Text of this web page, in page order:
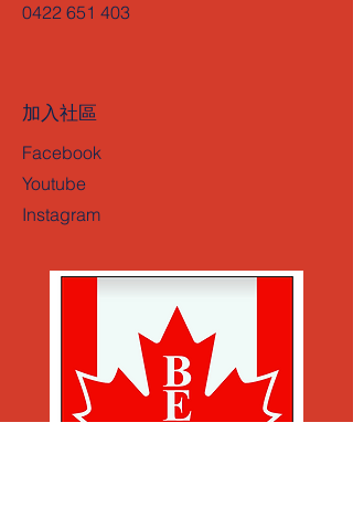
0422 651 403
加入社區
Facebook
Youtube
Instagram